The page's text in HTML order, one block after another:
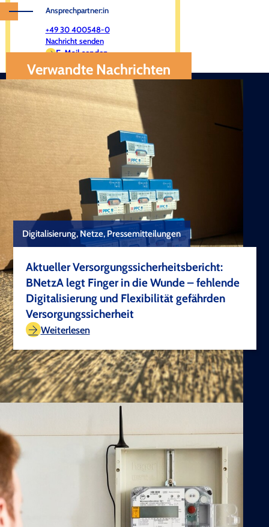
Ansprechpartner:in
+49 30 400548-0
Nachricht senden
E-Mail senden
Verwandte Nachrichten
Digitalisierung, Netze, Pressemitteilungen
Aktueller Versorgungssicherheitsbericht:
BNetzA legt Finger in die Wunde – fehlende
Digitalisierung und Flexibilität gefährden
Versorgungssicherheit
Weiterlesen